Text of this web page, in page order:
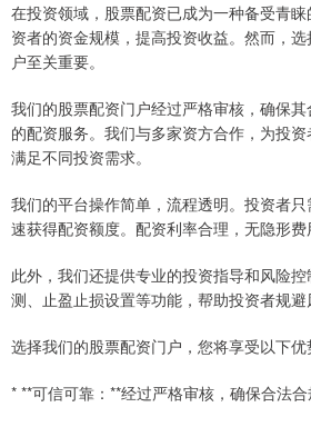
在投资领域，股票配资已成为一种备受青
资者的资金规模，提高投资收益。然而，
户至关重要。
我们的股票配资门户经过严格审核，确保
的配资服务。我们与多家资方合作，为投资
满足不同投资需求。
我们的平台操作简单，流程透明。投资者
速获得配资额度。配资利率合理，无隐形费
此外，我们还提供专业的投资指导和风险
测、止盈止损设置等功能，帮助投资者规避
选择我们的股票配资门户，您将享受以下优
* **可信可靠：**经过严格审核，确保合法合